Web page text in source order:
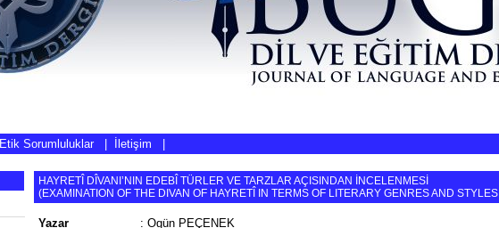
Etik Sorumluluklar İletişim
HAYRETÎ DÎVANI’NIN EDEBÎ TÜRLER VE TARZLAR AÇISINDAN İNCELENMESİ
(EXAMINATION OF THE DIVAN OF HAYRETÎ IN TERMS OF LITERARY GENRES AND STYLES
Yazar : Ogün PEÇENEK